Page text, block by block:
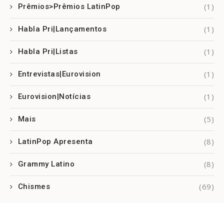
Prêmios>Prêmios LatinPop (1)
Habla Pri|Lançamentos (1)
Habla Pri|Listas (1)
Entrevistas|Eurovision (1)
Eurovision|Notícias (1)
Mais (5)
LatinPop Apresenta (8)
Grammy Latino (8)
Chismes (69)